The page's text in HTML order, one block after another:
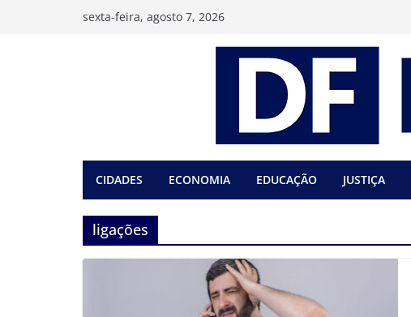
sexta-feira, agosto 7, 2026
CIDADES ECONOMIA EDUCAÇÃO JUSTIÇA
ligações